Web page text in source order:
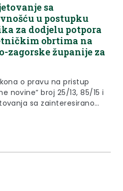
sa
u postupku
za dodjelu potpora
obrtima na
zagorske županije za
o pravu na pristup
novine” broj 25/13, 85/15 i
sa zainteresiranom
(“Službeni glasnik